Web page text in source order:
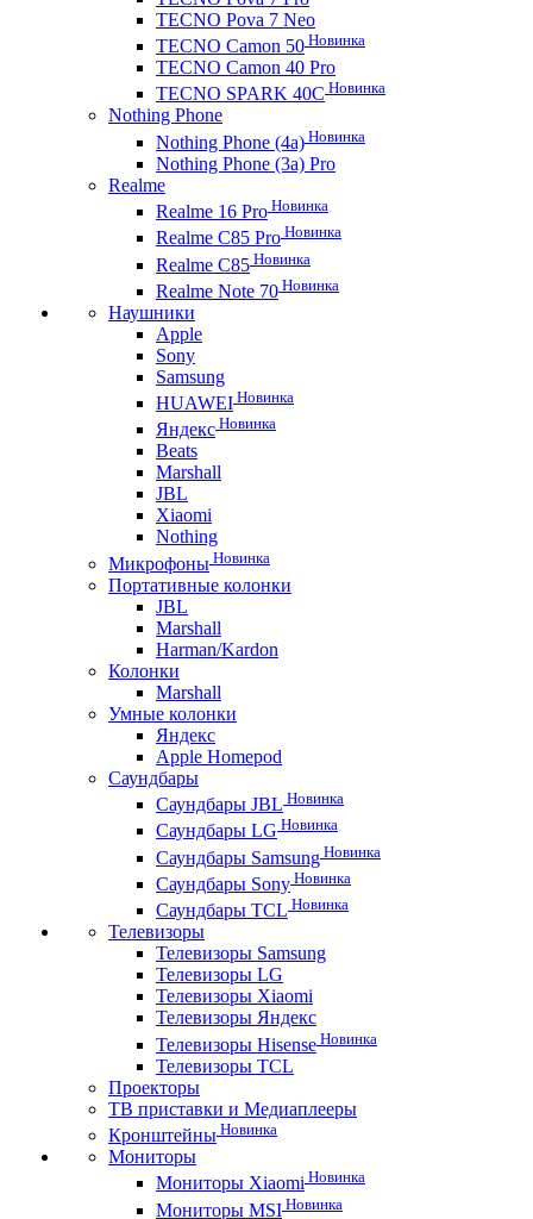
TECNO Pova 7 Neo
TECNO Camon 50 Новинка
TECNO Camon 40 Pro
TECNO SPARK 40C Новинка
Nothing Phone
Nothing Phone (4a) Новинка
Nothing Phone (3a) Pro
Realme
Realme 16 Pro Новинка
Realme C85 Pro Новинка
Realme C85 Новинка
Realme Note 70 Новинка
Наушники
Apple
Sony
Samsung
HUAWEI Новинка
Яндекс Новинка
Beats
Marshall
JBL
Xiaomi
Nothing
Микрофоны Новинка
Портативные колонки
JBL
Marshall
Harman/Kardon
Колонки
Marshall
Умные колонки
Яндекс
Apple Homepod
Саундбары
Саундбары JBL Новинка
Саундбары LG Новинка
Саундбары Samsung Новинка
Саундбары Sony Новинка
Саундбары TCL Новинка
Телевизоры
Телевизоры Samsung
Телевизоры LG
Телевизоры Xiaomi
Телевизоры Яндекс
Телевизоры Hisense Новинка
Телевизоры TCL
Проекторы
ТВ приставки и Медиаплееры
Кронштейны Новинка
Мониторы
Мониторы Xiaomi Новинка
Мониторы MSI Новинка